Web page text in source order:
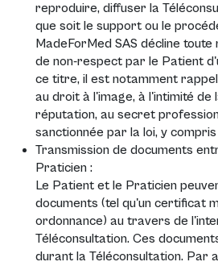
reproduire, diffuser la
que soit le support ou le
MadeForMed SAS décline
de non-respect par le Patient
ce titre, il est notamment
au droit à l'image, à l'intimité de
réputation, au secret
sanctionnée par la loi, y
Transmission de documents
Praticien :
Le Patient et le Praticien
documents (tel qu'un certificat
ordonnance) au travers de
Téléconsultation. Ces
durant la Téléconsultation. Par